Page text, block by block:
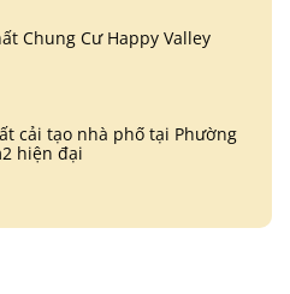
Chung Cư Happy Valley
cải tạo nhà phố tại Phường
hiện đại